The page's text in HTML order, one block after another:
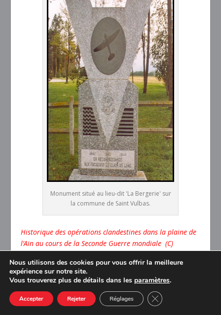
Monument situé au lieu-dit 'La Bergerie' sur
la commune de Saint Vulbas.
Historique des opérations clandestines dans la plaine de
l’Ain au cours de la Seconde Guerre mondiale (C)
Merci à Philippe Treillet
Soyez cool, partagez cette information:
Nous utilisons des cookies pour vous offrir la meilleure
expérience sur notre site.
Vous trouverez plus de détails dans les paramètres.
Accepter Rejeter Réglages CLOSE GDPR